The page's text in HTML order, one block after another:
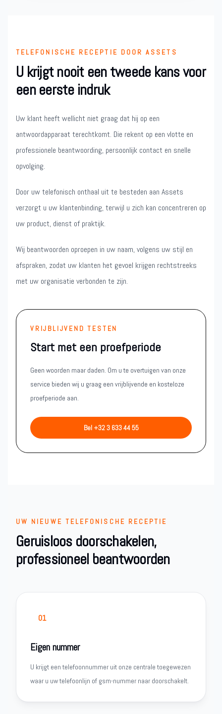
TELEFONISCHE RECEPTIE DOOR ASSETS
U krijgt nooit een tweede kans voor
een eerste indruk
Uw klant heeft wellicht niet graag dat hij op een
antwoordapparaat terechtkomt. Die rekent op een vlotte en
professionele beantwoording, persoonlijk contact en snelle
opvolging.
Door uw telefonisch onthaal uit te besteden aan Assets
verzorgt u uw klantenbinding, terwijl u zich kan concentreren op
uw product, dienst of praktijk.
Wij beantwoorden oproepen in uw naam, volgens uw stijl en
afspraken, zodat uw klanten het gevoel krijgen rechtstreeks
met uw organisatie verbonden te zijn.
VRIJBLIJVEND TESTEN
Start met een proefperiode
Geen woorden maar daden. Om u te overtuigen van onze
service bieden wij u graag een vrijblijvende en kosteloze
proefperiode aan.
Bel +32 3 633 44 55
UW NIEUWE TELEFONISCHE RECEPTIE
Geruisloos doorschakelen,
professioneel beantwoorden
01
Eigen nummer
U krijgt een telefoonnummer uit onze centrale toegewezen
waar u uw telefoonlijn of gsm-nummer naar doorschakelt.